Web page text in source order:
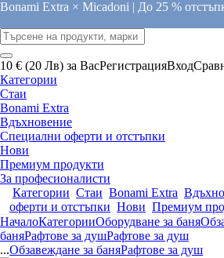
Bonami Extra × Micadoni | До 25 %
10 € (20 Лв) за ВасРегистрацияВход
Категории
Стаи
Bonami Extra
Вдъхновение
Специални оферти и отстъпки
Нови
Премиум продукти
За професионалисти
Категории Стаи Bonami Extra
оферти и отстъпки Нови Премиум
НачалоКатегорииОборудване за баня
баняРафтове за душРафтове за душ
...Обзавеждане за баняРафтове за душ